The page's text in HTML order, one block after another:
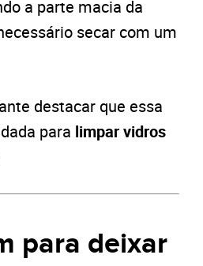
a parte macia da
secar com um
destacar que essa
para limpar vidros
para deixar